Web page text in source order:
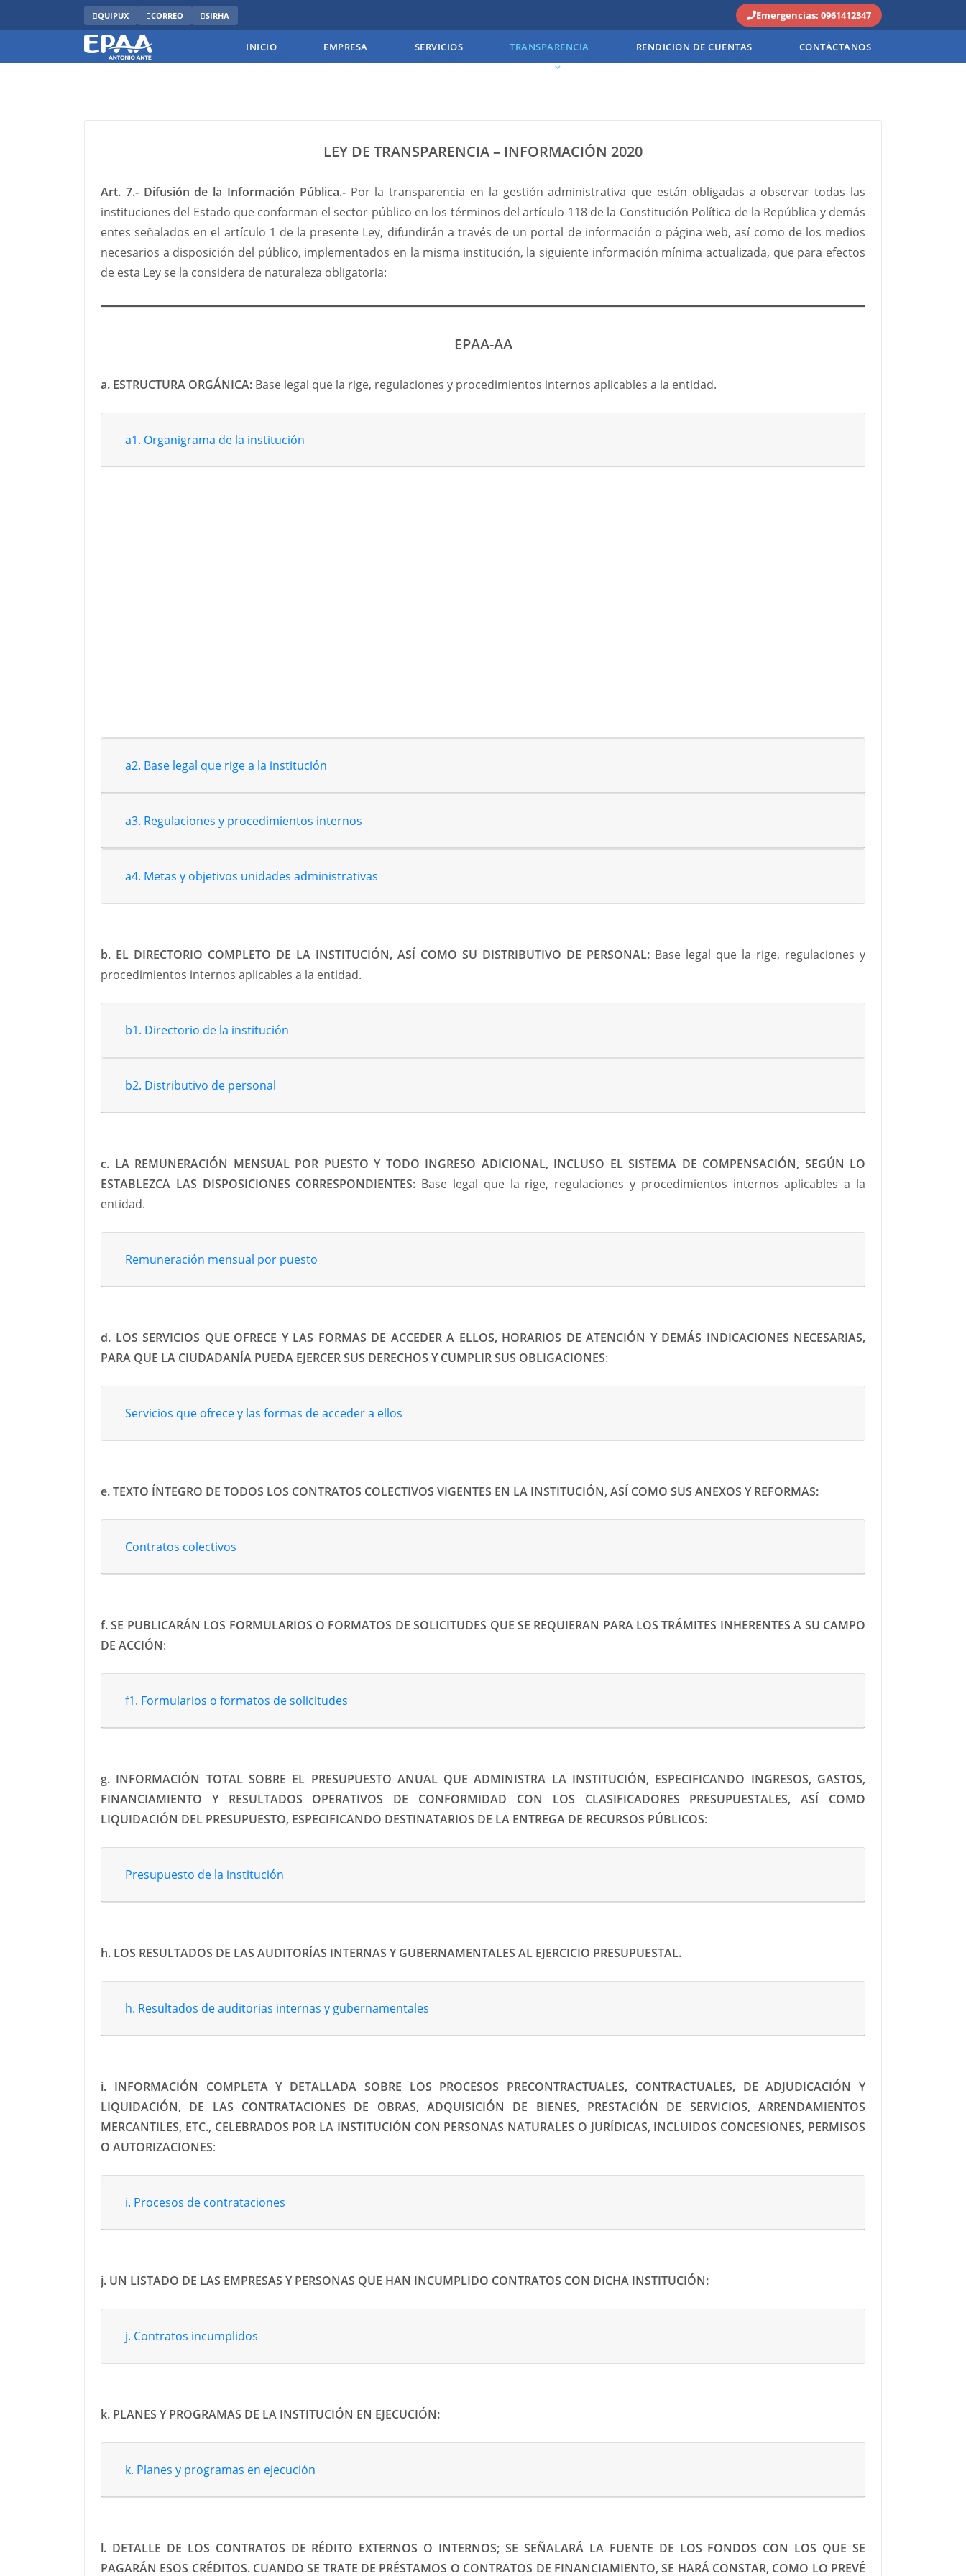
QUIPUX CORREO SIRHA Emergencias: 0961412347
INICIO EMPRESA SERVICIOS TRANSPARENCIA RENDICION DE CUENTAS CONTÁCTANOS
LEY DE TRANSPARENCIA – INFORMACIÓN 2020
Art. 7.- Difusión de la Información Pública.-Por la transparencia en la gestión administrativa que están obligadas a observar todas las
instituciones del Estado que conforman el sector público en los términos del artículo 118 de la Constitución Política de la República y demás
entes señalados en el artículo 1 de la presente Ley, difundirán a través de un portal de información o página web, así como de los medios
necesarios a disposición del público, implementados en la misma institución, la siguiente información mínima actualizada, que para efectos
de esta Ley se la considera de naturaleza obligatoria:
EPAA-AA
a. ESTRUCTURA ORGÁNICA: Base legal que la rige, regulaciones y procedimientos internos aplicables a la entidad.
a1. Organigrama de la institución
a2. Base legal que rige a la institución
a3. Regulaciones y procedimientos internos
a4. Metas y objetivos unidades administrativas
b. EL DIRECTORIO COMPLETO DE LA INSTITUCIÓN, ASÍ COMO SU DISTRIBUTIVO DE PERSONAL: Base legal que la rige, regulaciones y
procedimientos internos aplicables a la entidad.
b1. Directorio de la institución
b2. Distributivo de personal
c. LA REMUNERACIÓN MENSUAL POR PUESTO Y TODO INGRESO ADICIONAL, INCLUSO EL SISTEMA DE COMPENSACIÓN, SEGÚN LO
ESTABLEZCA LAS DISPOSICIONES CORRESPONDIENTES: Base legal que la rige, regulaciones y procedimientos internos aplicables a la
entidad.
Remuneración mensual por puesto
d. LOS SERVICIOS QUE OFRECE Y LAS FORMAS DE ACCEDER A ELLOS, HORARIOS DE ATENCIÓN Y DEMÁS INDICACIONES NECESARIAS,
PARA QUE LA CIUDADANÍA PUEDA EJERCER SUS DERECHOS Y CUMPLIR SUS OBLIGACIONES:
Servicios que ofrece y las formas de acceder a ellos
e. TEXTO ÍNTEGRO DE TODOS LOS CONTRATOS COLECTIVOS VIGENTES EN LA INSTITUCIÓN, ASÍ COMO SUS ANEXOS Y REFORMAS:
Contratos colectivos
f. SE PUBLICARÁN LOS FORMULARIOS O FORMATOS DE SOLICITUDES QUE SE REQUIERAN PARA LOS TRÁMITES INHERENTES A SU CAMPO
DE ACCIÓN:
f1. Formularios o formatos de solicitudes
g. INFORMACIÓN TOTAL SOBRE EL PRESUPUESTO ANUAL QUE ADMINISTRA LA INSTITUCIÓN, ESPECIFICANDO INGRESOS, GASTOS,
FINANCIAMIENTO Y RESULTADOS OPERATIVOS DE CONFORMIDAD CON LOS CLASIFICADORES PRESUPUESTALES, ASÍ COMO
LIQUIDACIÓN DEL PRESUPUESTO, ESPECIFICANDO DESTINATARIOS DE LA ENTREGA DE RECURSOS PÚBLICOS:
Presupuesto de la institución
h. LOS RESULTADOS DE LAS AUDITORÍAS INTERNAS Y GUBERNAMENTALES AL EJERCICIO PRESUPUESTAL.
h. Resultados de auditorias internas y gubernamentales
i. INFORMACIÓN COMPLETA Y DETALLADA SOBRE LOS PROCESOS PRECONTRACTUALES, CONTRACTUALES, DE ADJUDICACIÓN Y
LIQUIDACIÓN, DE LAS CONTRATACIONES DE OBRAS, ADQUISICIÓN DE BIENES, PRESTACIÓN DE SERVICIOS, ARRENDAMIENTOS
MERCANTILES, ETC., CELEBRADOS POR LA INSTITUCIÓN CON PERSONAS NATURALES O JURÍDICAS, INCLUIDOS CONCESIONES, PERMISOS
O AUTORIZACIONES:
i. Procesos de contrataciones
j. UN LISTADO DE LAS EMPRESAS Y PERSONAS QUE HAN INCUMPLIDO CONTRATOS CON DICHA INSTITUCIÓN:
j. Contratos incumplidos
k. PLANES Y PROGRAMAS DE LA INSTITUCIÓN EN EJECUCIÓN:
k. Planes y programas en ejecución
l. DETALLE DE LOS CONTRATOS DE RÉDITO EXTERNOS O INTERNOS; SE SEÑALARÁ LA FUENTE DE LOS FONDOS CON LOS QUE SE
PAGARÁN ESOS CRÉDITOS. CUANDO SE TRATE DE PRÉSTAMOS O CONTRATOS DE FINANCIAMIENTO, SE HARÁ CONSTAR, COMO LO PREVÉ